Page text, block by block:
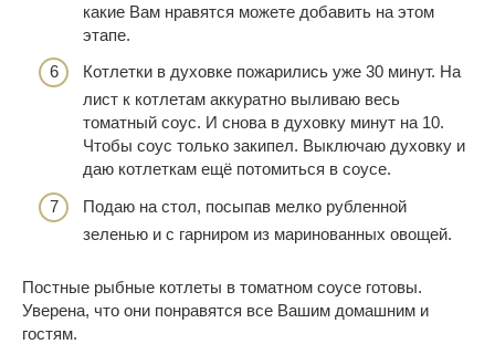
какие Вам нравятся можете добавить на этом
этапе.
Котлетки в духовке пожарились уже 30 минут. На
лист к котлетам аккуратно выливаю весь
томатный соус. И снова в духовку минут на 10.
Чтобы соус только закипел. Выключаю духовку и
даю котлеткам ещё потомиться в соусе.
Подаю на стол, посыпав мелко рубленной
зеленью и с гарниром из маринованных овощей.
Постные рыбные котлеты в томатном соусе готовы.
Уверена, что они понравятся все Вашим домашним и
гостям.